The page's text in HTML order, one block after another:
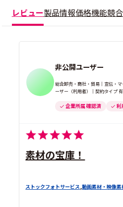
レビュー製品情報価格機能競
非公開ユーザー
総合卸売・商社・貿易｜宣伝・
ーザー（利用者）｜契約タイプ
企業所属 確認済 利
素材の宝庫！
ストックフォトサービス ,動画素材・映像素